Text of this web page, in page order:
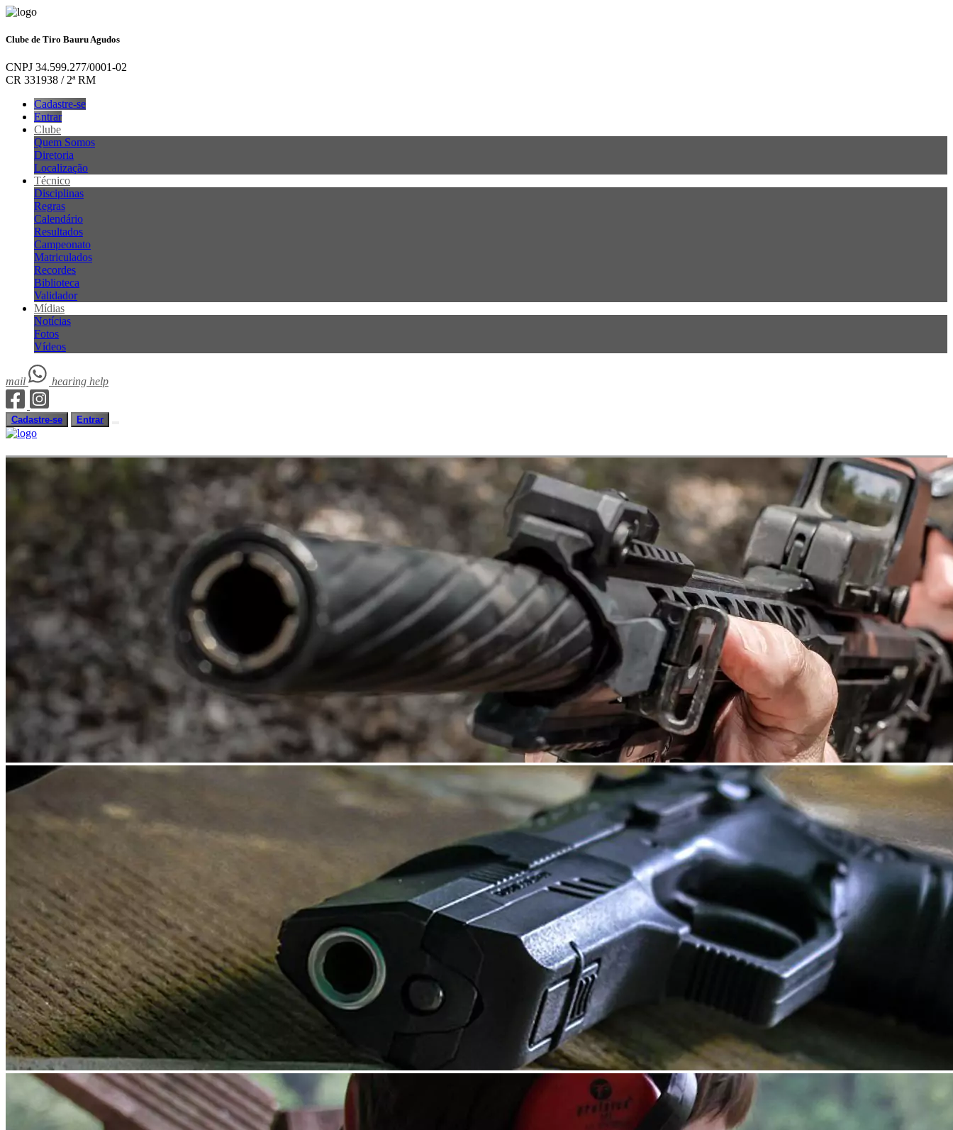
Clube de Tiro Bauru Agudos
CNPJ 34.599.277/0001-02
CR 331938 / 2ª RM
Cadastre-se
Entrar
Clube
Quem Somos
Diretoria
Localização
Técnico
Disciplinas
Regras
Calendário
Resultados
Campeonato
Matriculados
Recordes
Biblioteca
Validador
Mídias
Notícias
Fotos
Vídeos
mail hearing help
Cadastre-se Entrar